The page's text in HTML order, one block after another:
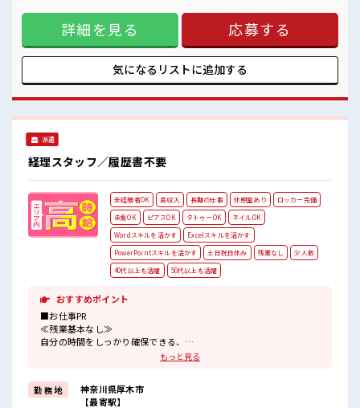
ロッカー付き職場♪お願いすることもありますが、 残業はほとんどナシ！ ≪動き
やすい制服アリ≫ 制服があるので、 毎日の服装の悩み解消♪
≪収入アップを目指せる≫ 高時給だらけの派遣のお仕事で
す！ ■職場の雰囲気 少人数の職場でこじんまり。 職場の仲間
との交流もできちゃうかも？ 休憩室で自分タイム！ のんびり
スマホチェック♪ 持ち物が多いあなたにもぴったり☆ ロッカ
詳細を見る 応募する
気になるリストに追加する
派遣
経理スタッフ／履歴書不要
未経験者OK 高収入 長期の仕事 休憩室あり
ロッカー完備
染髪OK
ピアスOK タトゥーOK
ネイルOK
Wordスキルを活かす
Excelスキルを活かす
PowerPointスキルを活かす
土日祝日休み 残業なし
少人数
40代以上も活躍
50代以上も活躍
おすすめポイント
■お仕事PR
≪残業基本なし≫
自分の時間をしっかり確保できる、
≪週休2日制≫
週末は家族や友人と一緒にプライベート満喫！
もっと見る
勤 務 地
神奈川県厚木市
【最寄駅】